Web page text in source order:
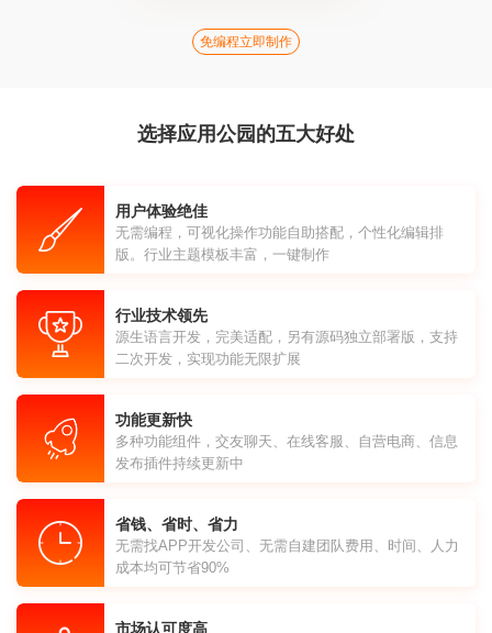
免编程立即制作
选择应用公园的五大好处
用户体验绝佳
无需编程，可视化操作功能自助搭配，个性化编辑排
版。行业主题模板丰富，一键制作
行业技术领先
源生语言开发，完美适配，另有源码独立部署版，支持
二次开发，实现功能无限扩展
功能更新快
多种功能组件，交友聊天、在线客服、自营电商、信息
发布插件持续更新中
省钱、省时、省力
无需找APP开发公司、无需自建团队费用、时间、人力
成本均可节省90%
市场认可度高